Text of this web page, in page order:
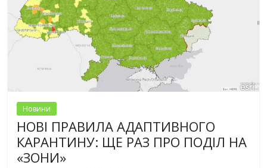
Новини
НОВІ ПРАВИЛА АДАПТИВНОГО
КАРАНТИНУ: ЩЕ РАЗ ПРО ПОДІЛ НА
«ЗОНИ»